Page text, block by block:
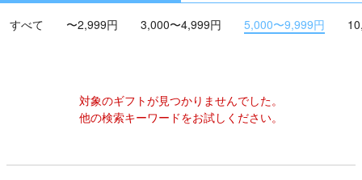
すべて 〜2,999円 3,000〜4,999円 5,000〜9,999円
対象のギフトが見つかりませんでした。
他の検索キーワードをお試しください。